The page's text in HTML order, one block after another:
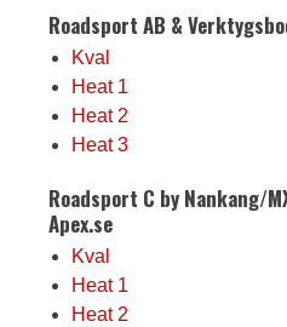
Roadsport AB &
Kval
Heat 1
Heat 2
Heat 3
Roadsport C by Nankang/
Apex.se
Kval
Heat 1
Heat 2